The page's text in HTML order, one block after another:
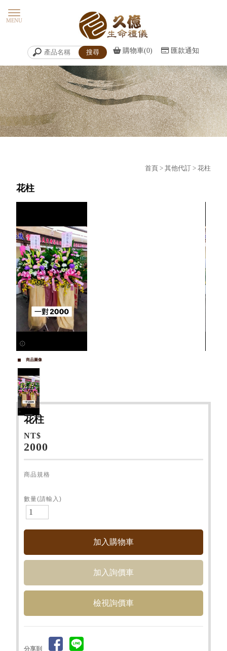
購物車(0) 匯款通知
首頁> 其他代訂> 花柱
花柱
商品圖像
花柱
NT$
2000
商品規格
數量(請輸入)
檢視詢價車
分享到